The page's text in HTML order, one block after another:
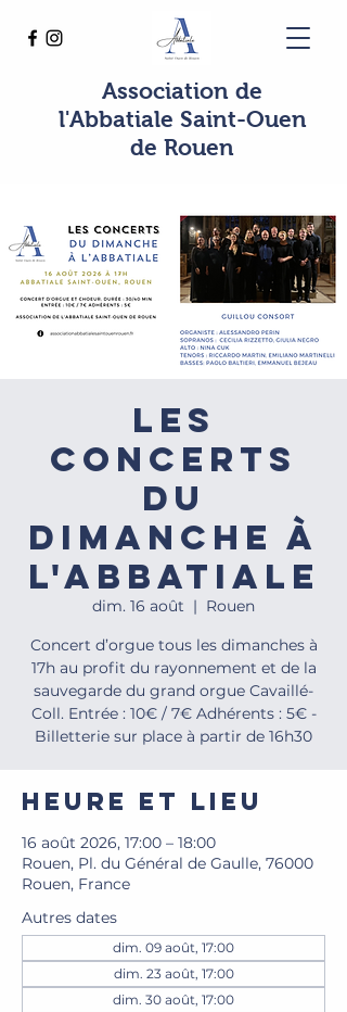
Association de
l'Abbatiale Saint-Ouen
de Rouen
Les
concerts
du
dimanche à
l'Abbatiale
dim. 16 août
  |
Rouen
Concert d’orgue tous les dimanches à
17h au profit du rayonnement et de la
sauvegarde du grand orgue Cavaillé-
Coll. Entrée : 10€ / 7€ Adhérents : 5€ -
Billetterie sur place à partir de 16h30
Heure et lieu
16 août 2026, 17:00 – 18:00
Rouen, Pl. du Général de Gaulle, 76000
Rouen, France
Autres dates
dim. 09 août, 17:00
dim. 23 août, 17:00
dim. 30 août, 17:00